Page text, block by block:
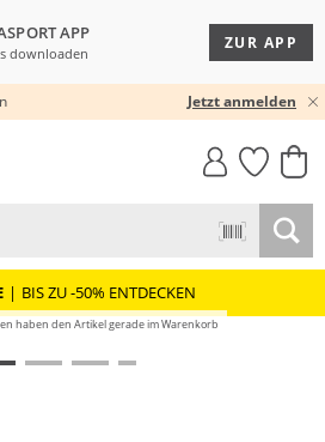
APP
downloaden
ZUR APP
RÜCKGABERECHT Jetzt anmelden
MUST-HAVE
| BIS ZU -50% ENTDECKEN
haben den Artikel gerade im Warenkorb